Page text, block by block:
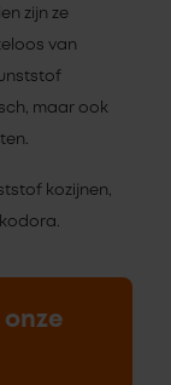
zijn ze
van
maar ook
kozijnen,